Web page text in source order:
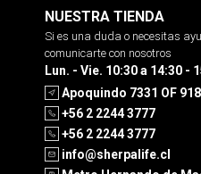
NUESTRA TIENDA
Si es una duda o necesitas
comunicarte con nosotros
Lun. - Vie. 10:30 a 14:30 -
Apoquindo 7331 OF
+56 2 2244 3777
+56 2 2244 3777
info@sherpalife.cl